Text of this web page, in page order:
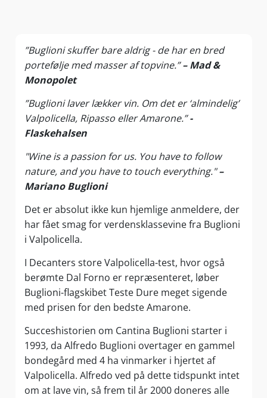
”Buglioni skuffer bare aldrig - de har en bred
portefølje med masser af topvine.”– Mad &
Monopolet
”Buglioni laver lækker vin. Om det er ‘almindelig’
Valpolicella, Ripasso eller Amarone.”-
Flaskehalsen
"Wine is a passion for us. You have to follow
nature, and you have to touch everything."–
Mariano Buglioni
Det er absolut ikke kun hjemlige anmeldere, der
har fået smag for verdensklassevine fra Buglioni
i Valpolicella.
I Decanters store Valpolicella-test, hvor også
berømte Dal Forno er repræsenteret, løber
Buglioni-flagskibet Teste Dure meget sigende
med prisen for den bedste Amarone.
Succeshistorien om Cantina Buglioni starter i
1993, da Alfredo Buglioni overtager en gammel
bondegård med 4 ha vinmarker i hjertet af
Valpolicella. Alfredo ved på dette tidspunkt intet
om at lave vin, så frem til år 2000 doneres alle